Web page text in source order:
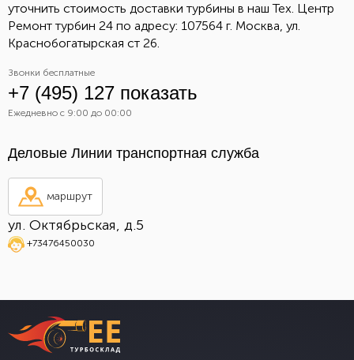
уточнить стоимость доставки турбины в наш Тех. Центр
Ремонт турбин 24 по адресу: 107564 г. Москва, ул.
Краснобогатырская ст 26.
Звонки бесплатные
+7 (495) 127 показать
Ежедневно с 9:00 до 00:00
Деловые Линии транспортная служба
маршрут
ул. Октябрьская, д.5
+73476450030